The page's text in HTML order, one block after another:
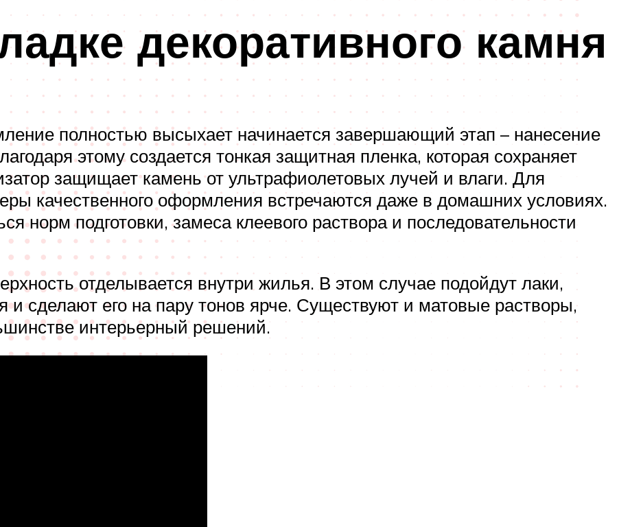
декоративного камня
полностью высыхает начинается завершающий этап – нанесение
этому создается тонкая защитная пленка, которая сохраняет
защищает камень от ультрафиолетовых лучей и влаги. Для
качественного оформления встречаются даже в домашних условиях.
норм подготовки, замеса клеевого раствора и последовательности
отделывается внутри жилья. В этом случае подойдут лаки,
и сделают его на пару тонов ярче. Существуют и матовые растворы,
интерьерный решений.